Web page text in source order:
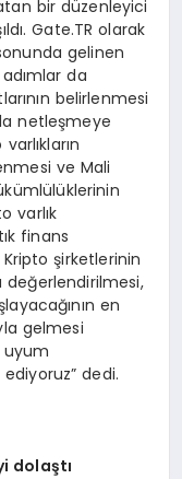
bir düzenleyici
Gate.TR olarak
gelinen
da
belirlenmesi
netleşmeye
ve Mali
varlık
finans
şirketlerinin
değerlendirilmesi,
en
gelmesi
uyum
dedi.
dolaştı